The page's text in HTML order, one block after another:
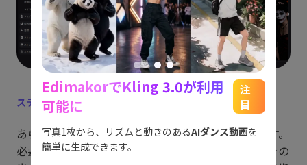
ステップ4:プロンプトを編集
あらかじめ入力された例文プロンプトが表示されます。
必要に応じて変更可能です。「幽霊の森」「カボチャの
EdimakorでKling 3.0が利用
可能に
注
目
写真1枚から、リズムと動きのあるAIダンス動画を
簡単に生成できます。
ョッ
にも